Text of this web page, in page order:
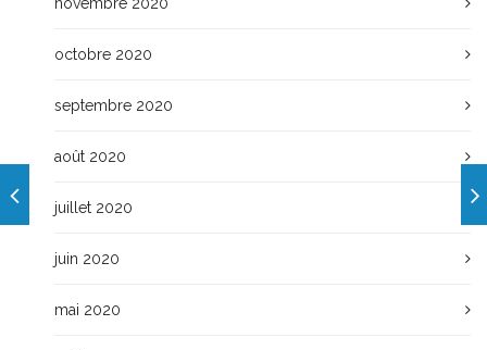
octobre 2020
septembre 2020
août 2020
juillet 2020
juin 2020
mai 2020